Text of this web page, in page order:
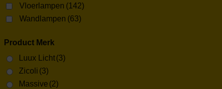
Vloerlampen (142)
Wandlampen (63)
Product Merk
Luux Licht(3)
Zicoli (3)
Massive (2)